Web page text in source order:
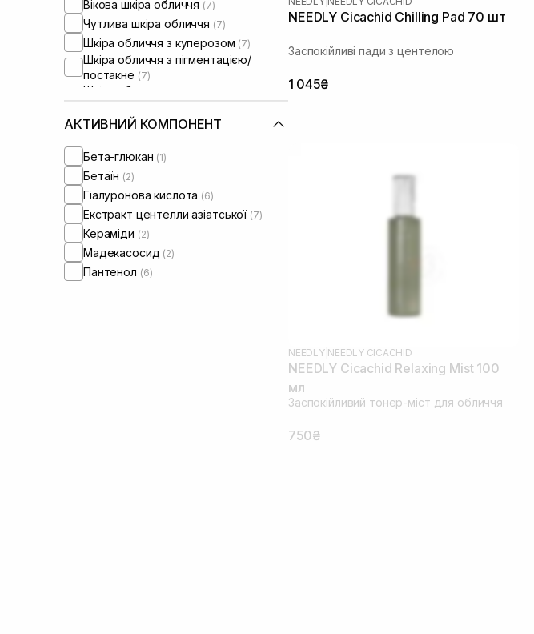
Вікова шкіра обличчя (7)
Чутлива шкіра обличчя (7)
Шкіра обличчя з куперозом (7)
Шкіра обличчя з пігментацією/
постакне (7)
Шкіра обличчя з розширеними
порами
Шкіра обличчя з порушеним
Шкіра обличчя з порушеним
АКТИВНИЙ КОМПОНЕНТ
Бета-глюкан (1)
Бетаїн (2)
Гіалуронова кислота (6)
Екстракт центелли азіатської (7)
Кераміди (2)
Мадекасосид (2)
Пантенол (6)
NEEDLY Cicachid Chilling Pad 70 шт
Заспокійливі пади з центелою
1 045₴
NEEDLY| NEEDLY CICACHID
NEEDLY Cicachid Relaxing Mist 100
мл
Заспокійливий тонер-міст для обличчя
750₴